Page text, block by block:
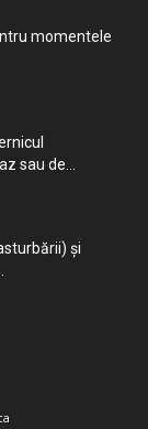
momentele
sau de...
şi